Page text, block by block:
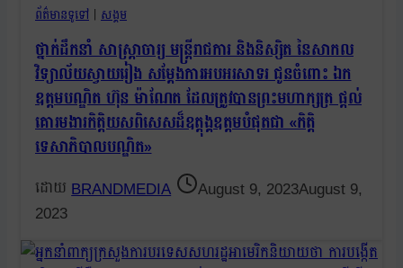
ព័ត៌មានទូទៅ | សង្គម
ថ្នាក់ដឹកនាំ សាស្ត្រាចារ្យ មន្ត្រីរាជការ និងនិស្សិត នៃសាកល
វិទ្យាល័យស្វាយរៀង សម្តែងការអបអរសាទរ ជូនចំពោះ ឯក
ឧត្តមបណ្ឌិត ហ៊ុន ម៉ាណែត ដែលត្រូវបានព្រះមហាក្សត្រ ផ្តល់
គោរមងារកិត្តិយសពិសេសដ៏ឧត្តុង្គឧត្តមបំផុតជា «កិត្តិ
ទេសាភិបាលបណ្ឌិត»
BRANDMEDIA August 9, 2023August 9,
2023